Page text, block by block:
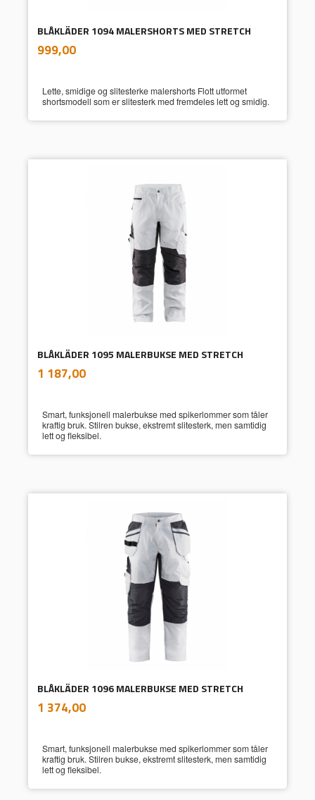
BLÅKLÄDER 1094 MALERSHORTS MED STRETCH
Pris
999,00mva.
Lette, smidige og slitesterke malershorts Flott utformet
shortsmodell som er slitesterk med fremdeles lett og smidig.
BLÅKLÄDER 1095 MALERBUKSE MED STRETCH
Pris
1 187,00mva.
Smart, funksjonell malerbukse med spikerlommer som tåler
kraftig bruk. Stilren bukse, ekstremt slitesterk, men samtidig
lett og fleksibel.
BLÅKLÄDER 1096 MALERBUKSE MED STRETCH
Pris
1 374,00mva.
Smart, funksjonell malerbukse med spikerlommer som tåler
kraftig bruk. Stilren bukse, ekstremt slitesterk, men samtidig
lett og fleksibel.